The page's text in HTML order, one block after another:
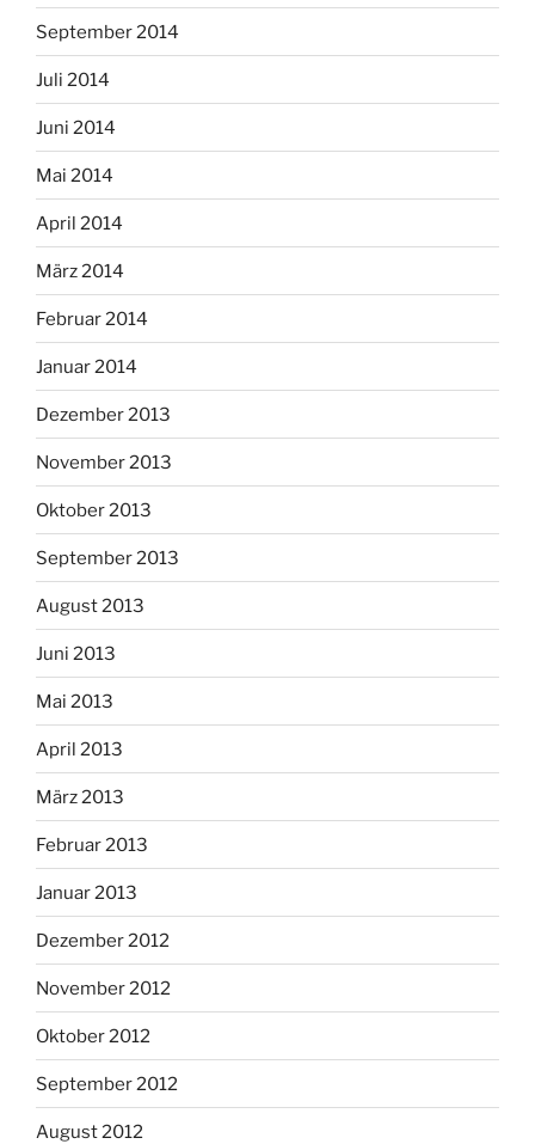
September 2014
Juli 2014
Juni 2014
Mai 2014
April 2014
März 2014
Februar 2014
Januar 2014
Dezember 2013
November 2013
Oktober 2013
September 2013
August 2013
Juni 2013
Mai 2013
April 2013
März 2013
Februar 2013
Januar 2013
Dezember 2012
November 2012
Oktober 2012
September 2012
August 2012